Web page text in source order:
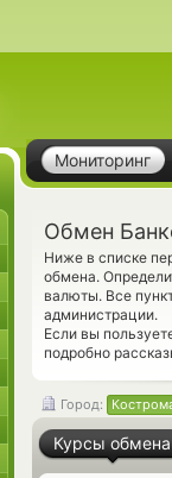
Мониторинг
Обмен
Ниже в списке
обмена.
валюты. Все
администрации.
Если вы
подробно
Город:
Курсы обмена